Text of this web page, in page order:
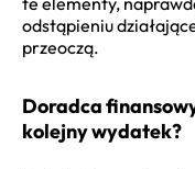
odstąpieniu
przeoczą.
Doradca
kolejny wydatek?